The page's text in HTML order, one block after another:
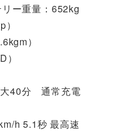
ー重量：652kg
）
大40分 通常充電
h 5.1秒 最高速